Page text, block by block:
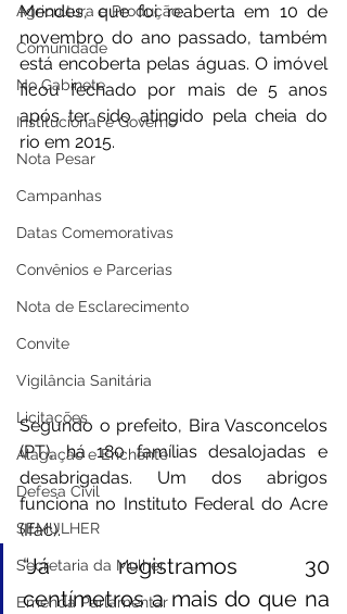
Agricultura e Produção
Comunidade
No Gabinete
Institucional e Governo
Nota Pesar
Campanhas
Datas Comemorativas
Convênios e Parcerias
Nota de Esclarecimento
Convite
Vigilância Sanitária
Licitações
Alagação e Enchente
Defesa Civil
SEMULHER
Secretaria da Mulher
Emenda Parlamentar
Mendes, que foi reaberta em 10 de
novembro do ano passado, também
está encoberta pelas águas. O imóvel
ficou fechado por mais de 5 anos
após ter sido atingido pela cheia do
rio em 2015.
Segundo o prefeito, Bira Vasconcelos
(PT), há 180 famílias desalojadas e
desabrigadas. Um dos abrigos
funciona no Instituto Federal do Acre
(Ifac).
“Já registramos 30
centímetros a mais do que na